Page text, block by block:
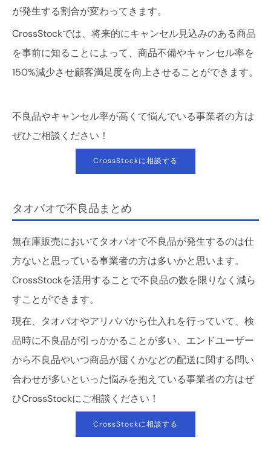
が発生する割合が変わってきます。
CrossStockでは、将来的にキャンセル見込みのある商品
を事前に知ることによって、商品不備やキャンセル率を
150%減少させ顧客満足度を向上させることができます。
不良品やキャンセル率が高くて悩んでいる事業者の方は
ぜひご相談ください！
CrossStockに相談する
タオバオで不良品まとめ
無在庫販売においてタオバオで不良品が発生するのは仕
方ないと思っている事業者の方は多いかと思います。
CrossStockを活用することで不良品の数を限りなく減ら
すことができます。
現在、タオバオやアリババから仕入れを行っていて、検
品時に不良品が引っかかることが多い、エンドユーザー
から不良品やいつ商品が届くかなどの配送に関する問い
合わせが多いといった悩みを抱えている事業者の方はぜ
ひCrossStockにご相談ください！
CrossStockに相談する